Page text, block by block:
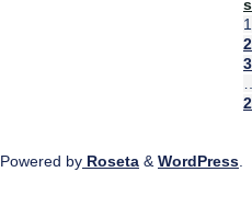
1
2
3
Powered by Roseta & WordPress